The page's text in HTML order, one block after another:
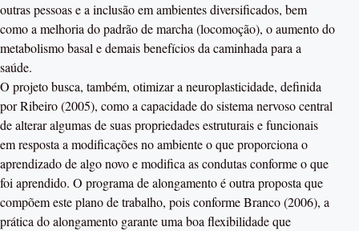
outras pessoas e a inclusão em ambientes diversificados, bem
como a melhoria do padrão de marcha (locomoção), o aumento do
metabolismo basal e demais benefícios da caminhada para a
saúde.
O projeto busca, também, otimizar a neuroplasticidade, definida
por Ribeiro (2005), como a capacidade do sistema nervoso central
de alterar algumas de suas propriedades estruturais e funcionais
em resposta a modificações no ambiente o que proporciona o
aprendizado de algo novo e modifica as condutas conforme o que
foi aprendido. O programa de alongamento é outra proposta que
compõem este plano de trabalho, pois conforme Branco (2006), a
prática do alongamento garante uma boa flexibilidade que